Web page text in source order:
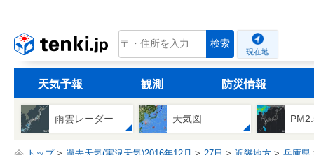
tenki.jp 検索
現在地
天気予報 観測 防災情報
雨雲レーダー 天気図